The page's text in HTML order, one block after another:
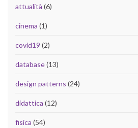
attualità (6)
cinema (1)
covid19 (2)
database(13)
design patterns (24)
didattica (12)
fisica (54)